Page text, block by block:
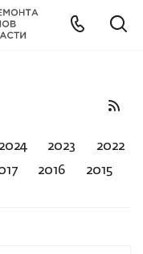
2024 2023
2022
2016
2015